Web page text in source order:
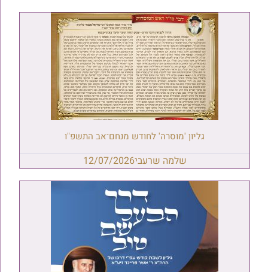
גליון 'מוסרה' לחודש מנחם־אב התשפ"ו
שלמה שרעבי12/07/2026